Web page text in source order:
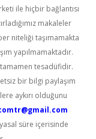
ile hiçbir bağlantısı
makaleler
niteliği taşımamakta
yapılmamaktadır.
tesadüfidir.
bir bilgi paylaşım
aykırı olduğunu
süre içerisinde